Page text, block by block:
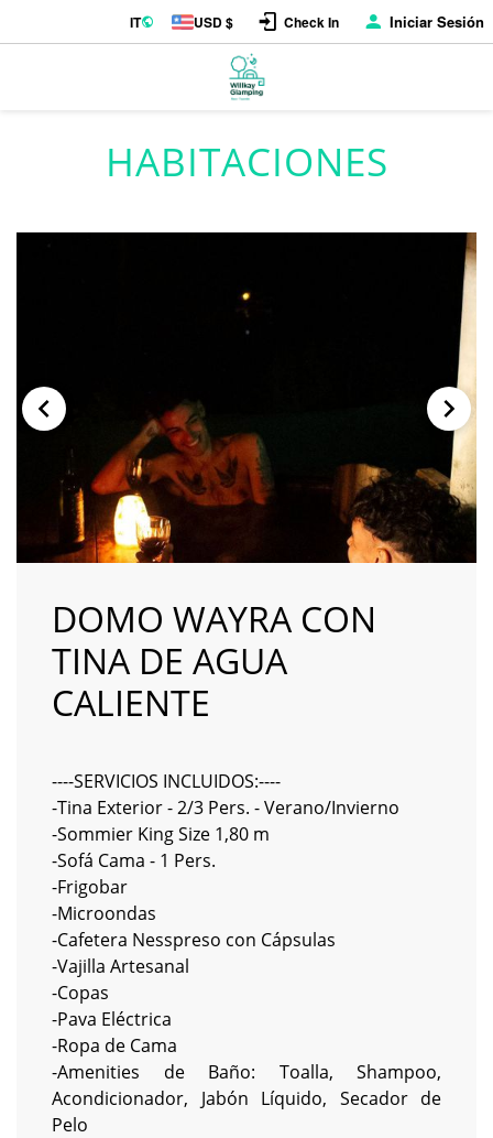
IT USD $ Check In Iniciar Sesión
HABITACIONES
DOMO WAYRA CON
TINA DE AGUA
CALIENTE
----SERVICIOS INCLUIDOS:----
-Tina Exterior - 2/3 Pers. - Verano/Invierno
-Sommier King Size 1,80 m
-Sofá Cama - 1 Pers.
-Frigobar
-Microondas
-Cafetera Nesspreso con Cápsulas
-Vajilla Artesanal
-Copas
-Pava Eléctrica
-Ropa de Cama
-Amenities de Baño: Toalla, Shampoo,
Acondicionador, Jabón Líquido, Secador de
Pelo